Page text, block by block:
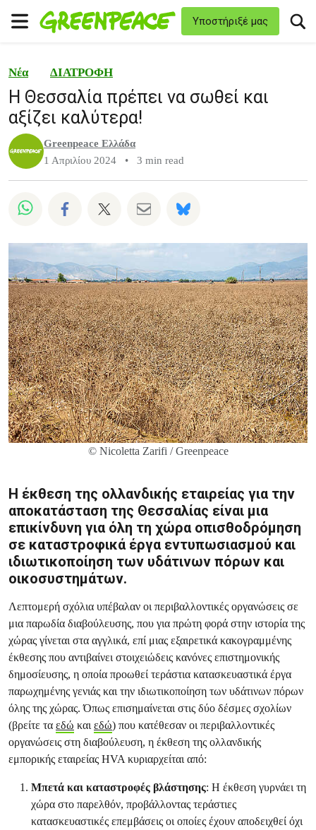
Υποστήριξέ μας
Νέα ΔΙΑΤΡΟΦΗ
Η Θεσσαλία πρέπει να σωθεί και
αξίζει καλύτερα!
Greenpeace Ελλάδα
1 Απριλίου 2024
• 3 min read
Share on Whatsapp
Share on Facebook
Share on Twitter
Share via Email
Share on Bluesky
© Nicoletta Zarifi / Greenpeace
Η έκθεση της ολλανδικής εταιρείας για την
αποκατάσταση της Θεσσαλίας είναι μια
επικίνδυνη για όλη τη χώρα οπισθοδρόμηση
σε καταστροφικά έργα εντυπωσιασμού και
ιδιωτικοποίηση των υδάτινων πόρων και
οικοσυστημάτων.
Λεπτομερή σχόλια υπέβαλαν οι περιβαλλοντικές οργανώσεις σε
μια παρωδία διαβούλευσης, που για πρώτη φορά στην ιστορία της
χώρας γίνεται στα αγγλικά, επί μιας εξαιρετικά κακογραμμένης
έκθεσης που αντιβαίνει στοιχειώδεις κανόνες επιστημονικής
δημοσίευσης, η οποία προωθεί τεράστια κατασκευαστικά έργα
παρωχημένης γενιάς και την ιδιωτικοποίηση των υδάτινων πόρων
όλης της χώρας. Όπως επισημαίνεται στις δύο δέσμες σχολίων
(βρείτε τα εδώ και εδώ) που κατέθεσαν οι περιβαλλοντικές
οργανώσεις στη διαβούλευση, η έκθεση της ολλανδικής
εμπορικής εταιρείας HVA κυριαρχείται από:
Μπετά και καταστροφές βλάστησης: Η έκθεση γυρνάει τη
χώρα στο παρελθόν, προβάλλοντας τεράστιες
κατασκευαστικές επεμβάσεις οι οποίες έχουν αποδειχθεί όχι